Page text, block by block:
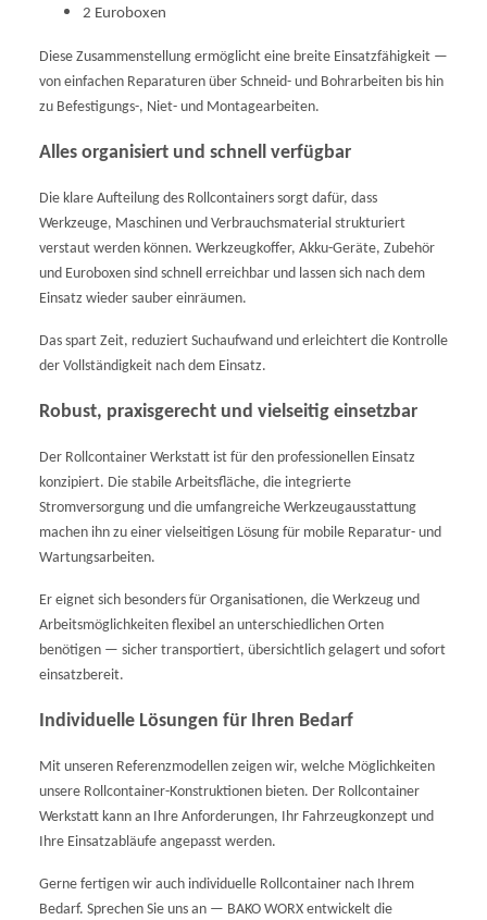
2 Euroboxen
Diese Zusammenstellung ermöglicht eine breite Einsatzfähigkeit —
von einfachen Reparaturen über Schneid- und Bohrarbeiten bis hin
zu Befestigungs-, Niet- und Montagearbeiten.
Alles organisiert und schnell verfügbar
Die klare Aufteilung des Rollcontainers sorgt dafür, dass
Werkzeuge, Maschinen und Verbrauchsmaterial strukturiert
verstaut werden können. Werkzeugkoffer, Akku-Geräte, Zubehör
und Euroboxen sind schnell erreichbar und lassen sich nach dem
Einsatz wieder sauber einräumen.
Das spart Zeit, reduziert Suchaufwand und erleichtert die Kontrolle
der Vollständigkeit nach dem Einsatz.
Robust, praxisgerecht und vielseitig einsetzbar
Der Rollcontainer Werkstatt ist für den professionellen Einsatz
konzipiert. Die stabile Arbeitsfläche, die integrierte
Stromversorgung und die umfangreiche Werkzeugausstattung
machen ihn zu einer vielseitigen Lösung für mobile Reparatur- und
Wartungsarbeiten.
Er eignet sich besonders für Organisationen, die Werkzeug und
Arbeitsmöglichkeiten flexibel an unterschiedlichen Orten
benötigen — sicher transportiert, übersichtlich gelagert und sofort
einsatzbereit.
Individuelle Lösungen für Ihren Bedarf
Mit unseren Referenzmodellen zeigen wir, welche Möglichkeiten
unsere Rollcontainer-Konstruktionen bieten. Der Rollcontainer
Werkstatt kann an Ihre Anforderungen, Ihr Fahrzeugkonzept und
Ihre Einsatzabläufe angepasst werden.
Gerne fertigen wir auch individuelle Rollcontainer nach Ihrem
Bedarf. Sprechen Sie uns an — BAKO WORX entwickelt die